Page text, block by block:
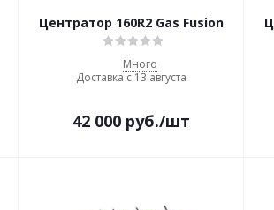
Центратор 160R2 Gas Fusion
Много
Доставка с 13 августа
42 000 руб./шт